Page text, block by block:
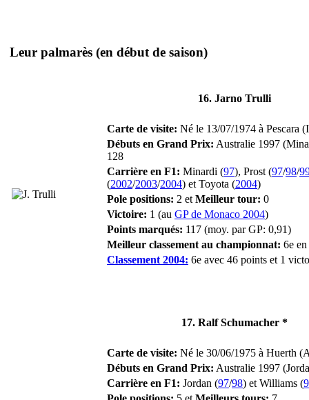
Leur palmarès (en début de saison)
16. Jarno Trulli
Carte de visite: Né le 13/07/1974 à Pescara
Débuts en Grand Prix: Australie 1997
128
Carrière en F1: Minardi (97), Prost (97/98/
(2002/2003/2004) et Toyota (2004)
Pole positions: 2 et Meilleur tour: 0
Victoire: 1 (au GP de Monaco 2004)
Points marqués: 117 (moy. par GP: 0,91)
Meilleur classement au championnat: 6e
Classement 2004: 6e avec 46 points et 1
17. Ralf Schumacher *
Carte de visite: Né le 30/06/1975 à Huerth
Débuts en Grand Prix: Australie 1997
Carrière en F1: Jordan (97/98) et Williams (